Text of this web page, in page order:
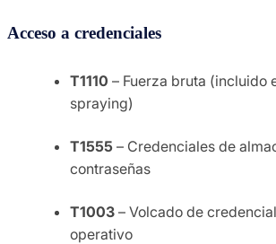
Acceso a credenciales
T1110 – Fuerza bruta (incluido
spraying)
T1555 – Credenciales de
contraseñas
T1003 – Volcado de
operativo